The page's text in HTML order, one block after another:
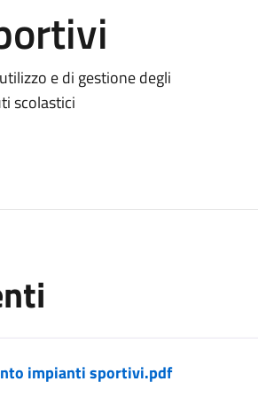
e di gestione degli
scolastici
impianti sportivi.pdf